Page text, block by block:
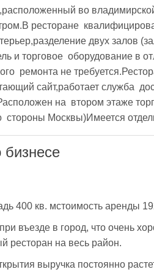
во
ресторане
двух залов
и торговое  оборудование в
ремонта не
сайт,работает служба
на  втором этаже
стороны Москвы)Имеется
400 кв. мстоимость аренды
въезде в город, что очень
ресторан на весь район.
выручка постоянно